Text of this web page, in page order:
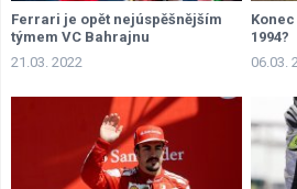
Ferrari je opět nejúspěšnějším
týmem VC Bahrajnu
21.03. 2022
1994?
06.03.